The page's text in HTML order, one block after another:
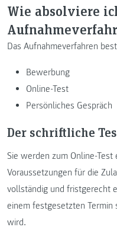
Wie absolviere
Das Aufnahmeverfahren
Bewerbung
Online-Test
Persönliches Gespräch
Der schriftliche
Sie werden zum Online-
Voraussetzungen für die
vollständig und fristgerecht
einem festgesetzten
wird.